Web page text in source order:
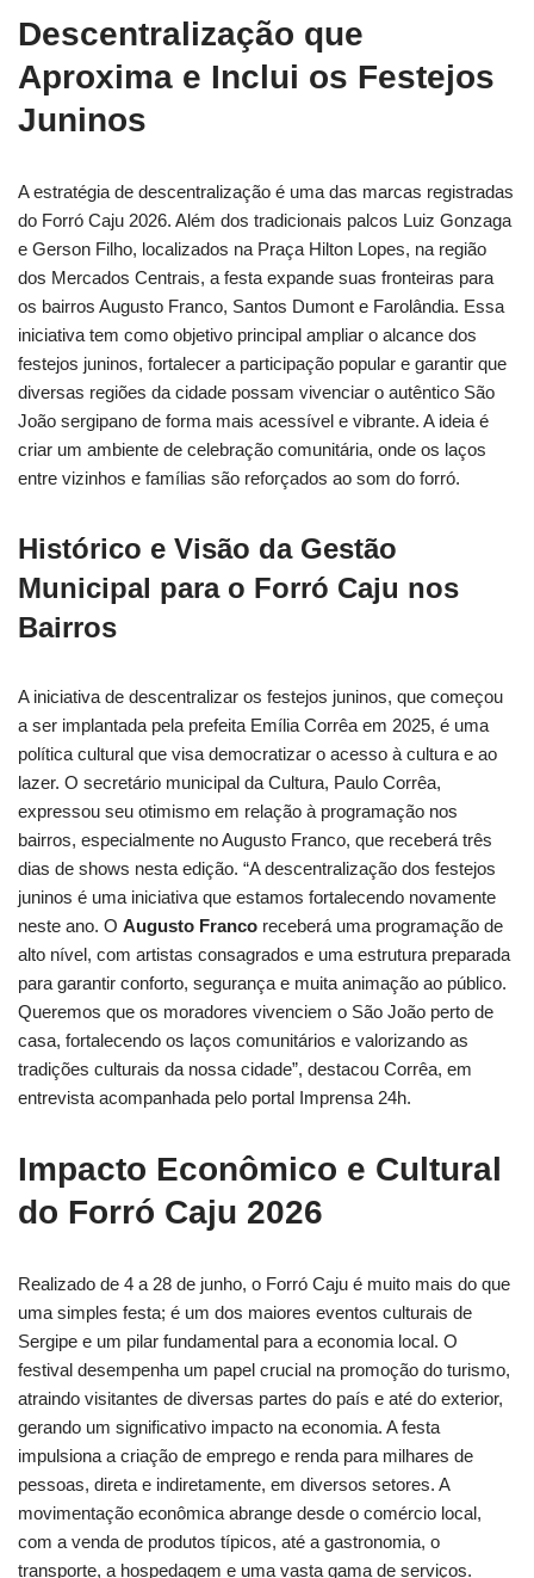
Descentralização que
Aproxima e Inclui os Festejos
Juninos
A estratégia de descentralização é uma das marcas registradas
do Forró Caju 2026. Além dos tradicionais palcos Luiz Gonzaga
e Gerson Filho, localizados na Praça Hilton Lopes, na região
dos Mercados Centrais, a festa expande suas fronteiras para
os bairros Augusto Franco, Santos Dumont e Farolândia. Essa
iniciativa tem como objetivo principal ampliar o alcance dos
festejos juninos, fortalecer a participação popular e garantir que
diversas regiões da cidade possam vivenciar o autêntico São
João sergipano de forma mais acessível e vibrante. A ideia é
criar um ambiente de celebração comunitária, onde os laços
entre vizinhos e famílias são reforçados ao som do forró.
Histórico e Visão da Gestão
Municipal para o Forró Caju nos
Bairros
A iniciativa de descentralizar os festejos juninos, que começou
a ser implantada pela prefeita Emília Corrêa em 2025, é uma
política cultural que visa democratizar o acesso à cultura e ao
lazer. O secretário municipal da Cultura, Paulo Corrêa,
expressou seu otimismo em relação à programação nos
bairros, especialmente no Augusto Franco, que receberá três
dias de shows nesta edição. “A descentralização dos festejos
juninos é uma iniciativa que estamos fortalecendo novamente
neste ano. O Augusto Franco receberá uma programação de
alto nível, com artistas consagrados e uma estrutura preparada
para garantir conforto, segurança e muita animação ao público.
Queremos que os moradores vivenciem o São João perto de
casa, fortalecendo os laços comunitários e valorizando as
tradições culturais da nossa cidade”, destacou Corrêa, em
entrevista acompanhada pelo portal Imprensa 24h.
Impacto Econômico e Cultural
do Forró Caju 2026
Realizado de 4 a 28 de junho, o Forró Caju é muito mais do que
uma simples festa; é um dos maiores eventos culturais de
Sergipe e um pilar fundamental para a economia local. O
festival desempenha um papel crucial na promoção do turismo,
atraindo visitantes de diversas partes do país e até do exterior,
gerando um significativo impacto na economia. A festa
impulsiona a criação de emprego e renda para milhares de
pessoas, direta e indiretamente, em diversos setores. A
movimentação econômica abrange desde o comércio local,
com a venda de produtos típicos, até a gastronomia, o
transporte, a hospedagem e uma vasta gama de serviços.